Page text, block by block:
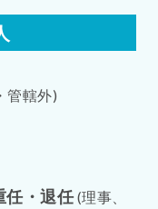
管轄外)
・退任(理事、